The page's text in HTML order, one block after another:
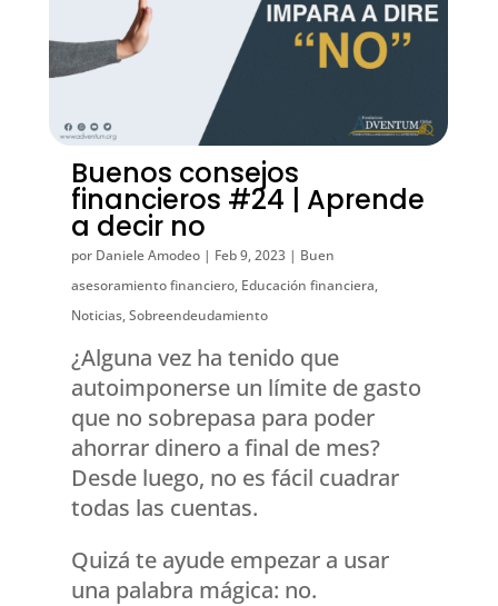
Buenos consejos
financieros #24 | Aprende
a decir no
por Daniele Amodeo| Feb 9, 2023| Buen
asesoramiento financiero, Educación financiera,
Noticias,Sobreendeudamiento
¿Alguna vez ha tenido que
autoimponerse un límite de gasto
que no sobrepasa para poder
ahorrar dinero a final de mes?
Desde luego, no es fácil cuadrar
todas las cuentas.
Quizá te ayude empezar a usar
una palabra mágica: no.